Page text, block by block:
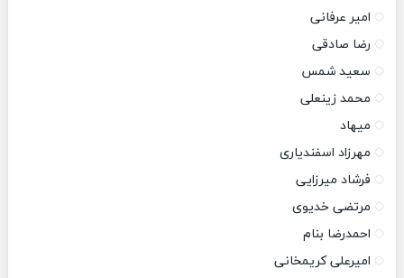
امیر عرفانی
رضا صادقی
سعید شمس
محمد زینعلی
میهاد
مهرزاد اسفندیاری
فرشاد میرزایی
مرتضی خدیوی
احمدرضا بنام
امیرعلی کریمخانی